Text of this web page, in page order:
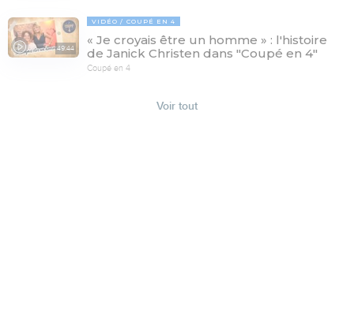
49:44
VIDÉO COUPÉ EN 4
« Je croyais être un homme » : l'histoire
de Janick Christen dans "Coupé en 4"
Coupé en 4
Voir tout